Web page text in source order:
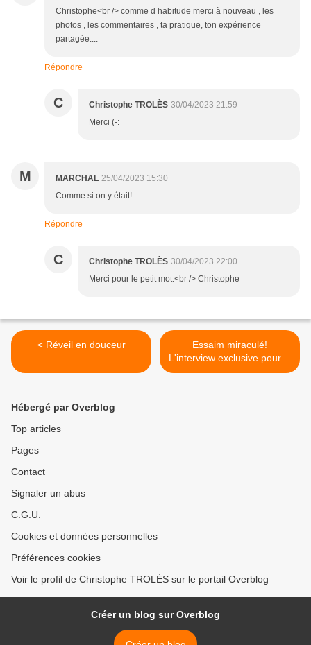
Christophe<br /> comme d habitude merci à nouveau , les
photos , les commentaires , ta pratique, ton expérience
partagée....
Répondre
C Christophe TROLÈS 30/04/2023 21:59
Merci (-:
M MARCHAL 25/04/2023 15:30
Comme si on y était!
Répondre
C Christophe TROLÈS 30/04/2023 22:00
Merci pour le petit mot.<br /> Christophe
< Réveil en douceur
Essaim miraculé!
L'interview exclusive pour le
Rucher de Bussy. >
Hébergé par Overblog
Top articles
Pages
Contact
Signaler un abus
C.G.U.
Cookies et données personnelles
Préférences cookies
Voir le profil de Christophe TROLÈS sur le portail Overblog
Créer un blog sur Overblog